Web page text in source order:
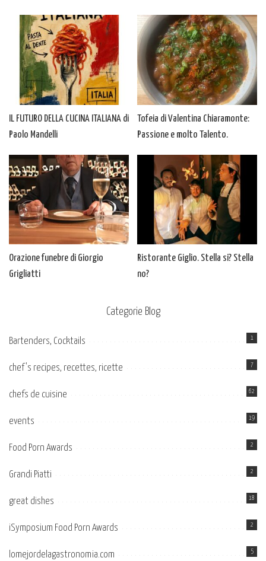
IL FUTURO DELLA CUCINA ITALIANA di
Paolo Mandelli
Tofeia di Valentina Chiaramonte:
Passione e molto Talento.
Orazione funebre di Giorgio
Grigliatti
Ristorante Giglio. Stella si? Stella
no?
Categorie Blog
Bartenders, Cocktails 1
chef's recipes, recettes, ricette 7
chefs de cuisine 62
events 19
Food Porn Awards 2
Grandi Piatti 2
great dishes 18
iSymposium Food Porn Awards 2
lomejordelagastronomia.com 5